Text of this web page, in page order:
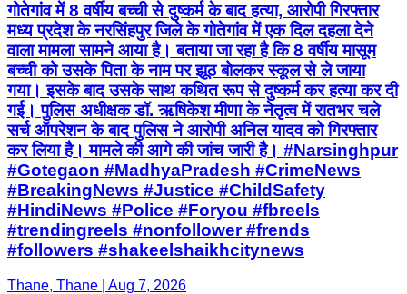
गोतेगांव में 8 वर्षीय बच्ची से दुष्कर्म के बाद हत्या, आरोपी गिरफ्तार
मध्य प्रदेश के नरसिंहपुर जिले के गोतेगांव में एक दिल दहला देने
वाला मामला सामने आया है। बताया जा रहा है कि 8 वर्षीय मासूम
बच्ची को उसके पिता के नाम पर झूठ बोलकर स्कूल से ले जाया
गया। इसके बाद उसके साथ कथित रूप से दुष्कर्म कर हत्या कर दी
गई। पुलिस अधीक्षक डॉ. ऋषिकेश मीणा के नेतृत्व में रातभर चले
सर्च ऑपरेशन के बाद पुलिस ने आरोपी अनिल यादव को गिरफ्तार
कर लिया है। मामले की आगे की जांच जारी है। #Narsinghpur
#Gotegaon #MadhyaPradesh #CrimeNews
#BreakingNews #Justice #ChildSafety
#HindiNews #Police #Foryou #fbreels
#trendingreels #nonfollower #frends
#followers #shakeelshaikhcitynews
Thane, Thane | Aug 7, 2026